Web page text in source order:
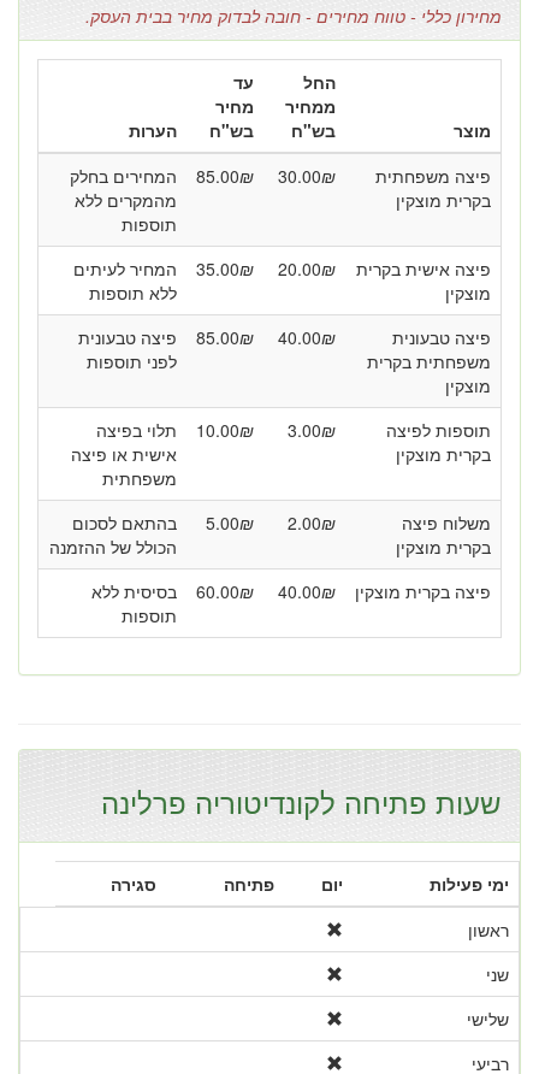
מחירון כללי - טווח מחירים - חובה לבדוק מחיר בבית העסק.
מוצר
החל
ממחיר
בש"ח
עד
מחיר
בש"ח
הערות
פיצה משפחתית
בקרית מוצקין
30.00₪
85.00₪
המחירים בחלק
מהמקרים ללא
תוספות
פיצה אישית בקרית
מוצקין
20.00₪
35.00₪
המחיר לעיתים
ללא תוספות
פיצה טבעונית
משפחתית בקרית
מוצקין
40.00₪
85.00₪
פיצה טבעונית
לפני תוספות
תוספות לפיצה
בקרית מוצקין
3.00₪
10.00₪
תלוי בפיצה
אישית או פיצה
משפחתית
משלוח פיצה
בקרית מוצקין
2.00₪
5.00₪
בהתאם לסכום
הכולל של ההזמנה
פיצה בקרית מוצקין
40.00₪
60.00₪
בסיסית ללא
תוספות
שעות פתיחה לקונדיטוריה פרלינה
ימי פעילות יום פתיחה
סגירה
ראשון
שני
שלישי
רביעי